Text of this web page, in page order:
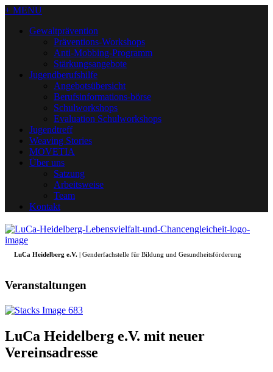
+ MENU
Gewaltprävention
Präventions-Workshops
Anti-Mobbing-Programm
Stärkungsangebote
Jugendberufshilfe
Angebotsübersicht
Berufsinformations-börse
Schulworkshops
Evaluation Schulworkshops
Jugendtreff
Weaving Stories
MOVETIA
Über uns
Satzung
Arbeitsweise
Team
Kontakt
LuCa Heidelberg e.V. | Genderfachstelle für Bildung und Gesundheitsförderung
Veranstaltungen
LuCa Heidelberg e.V. mit neuer
Vereinsadresse